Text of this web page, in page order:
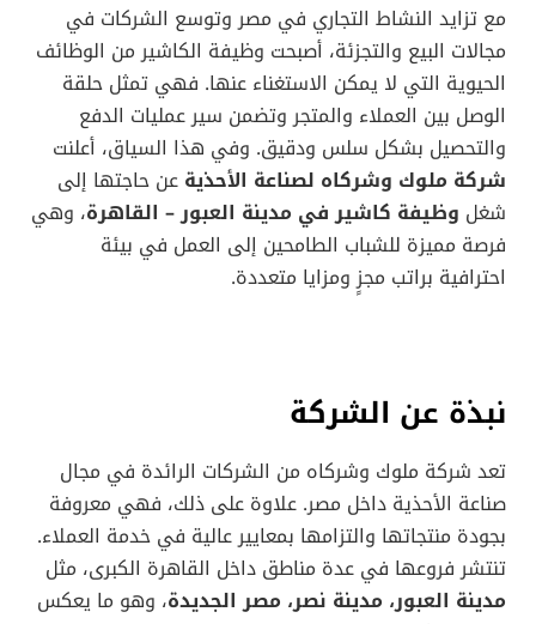
مع تزايد النشاط التجاري في مصر وتوسع الشركات في
مجالات البيع والتجزئة، أصبحت وظيفة الكاشير من الوظائف
الحيوية التي لا يمكن الاستغناء عنها. فهي تمثل حلقة
الوصل بين العملاء والمتجر وتضمن سير عمليات الدفع
والتحصيل بشكل سلس ودقيق. وفي هذا السياق، أعلنت
شركة ملوك وشركاه لصناعة الأحذية عن حاجتها إلى
شغل وظيفة كاشير في مدينة العبور – القاهرة، وهي
فرصة مميزة للشباب الطامحين إلى العمل في بيئة
احترافية براتب مجزٍ ومزايا متعددة.
نبذة عن الشركة
تعد شركة ملوك وشركاه من الشركات الرائدة في مجال
صناعة الأحذية داخل مصر. علاوة على ذلك، فهي معروفة
بجودة منتجاتها والتزامها بمعايير عالية في خدمة العملاء.
تنتشر فروعها في عدة مناطق داخل القاهرة الكبرى، مثل
مدينة العبور، مدينة نصر، مصر الجديدة، وهو ما يعكس